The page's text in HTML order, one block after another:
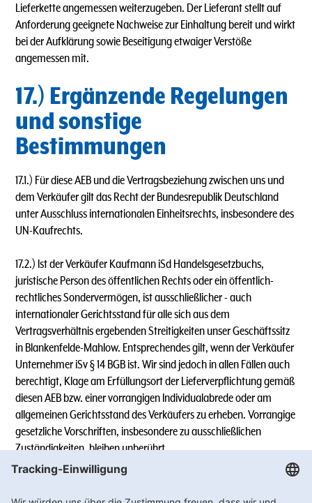
Lieferkette angemessen weiterzugeben. Der Lieferant stellt auf
Anforderung geeignete Nachweise zur Einhaltung bereit und wirkt
bei der Aufklärung sowie Beseitigung etwaiger Verstöße
angemessen mit.
17.) Ergänzende Regelungen
und sonstige
Bestimmungen
17.1.) Für diese AEB und die Vertragsbeziehung zwischen uns und
dem Verkäufer gilt das Recht der Bundesrepublik Deutschland
unter Ausschluss internationalen Einheitsrechts, insbesondere des
UN-Kaufrechts.
17.2.) lst der Verkäufer Kaufmann iSd Handelsgesetzbuchs,
juristische Person des öffentlichen Rechts oder ein öffentlich-
rechtliches Sondervermögen, ist ausschließlicher - auch
internationaler Gerichtsstand für alle sich aus dem
Vertragsverhältnis ergebenden Streitigkeiten unser Geschäftssitz
in Blankenfelde-Mahlow. Entsprechendes gilt, wenn der Verkäufer
Unternehmer iSv § 14 BGB ist. Wir sind jedoch in allen Fällen auch
berechtigt, Klage am Erfüllungsort der Lieferverpflichtung gemäß
diesen AEB bzw. einer vorrangigen lndividualabrede oder am
allgemeinen Gerichtsstand des Verkäufers zu erheben. Vorrangige
gesetzliche Vorschriften, insbesondere zu ausschließlichen
Zuständigkeiten, bleiben unberührt.
verlieren alle früheren Einkaufs- und Geschäftsbedingungen des